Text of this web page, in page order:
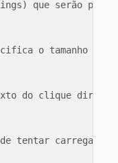
que serão
o tamanho do
do clique
tentar carregar o